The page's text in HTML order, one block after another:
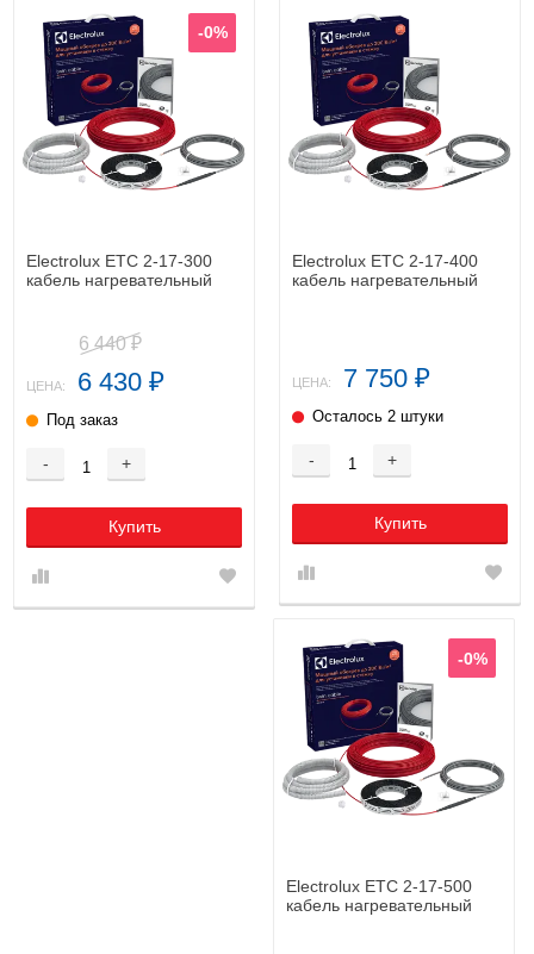
-0%
Electrolux ETC 2-17-300
кабель нагревательный
6 440₽
ЦЕНА: 6 430 ₽
Под заказ
- +
Купить
Electrolux ETC 2-17-400
кабель нагревательный
ЦЕНА: 7 750 ₽
Осталось 2 штуки
- +
Купить
-0%
Electrolux ETC 2-17-500
кабель нагревательный